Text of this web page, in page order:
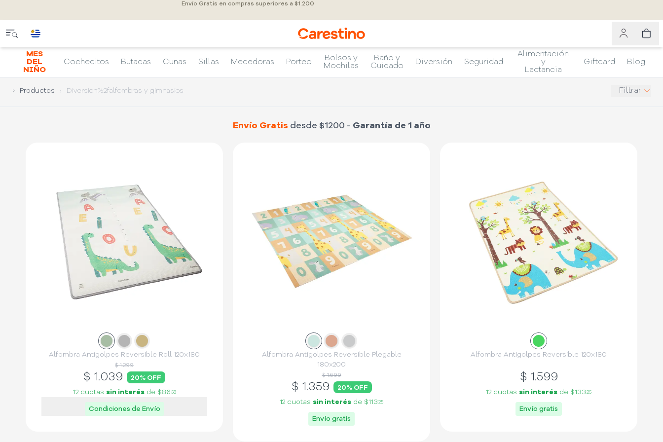
Envío Gratis en compras superiores a $1.200
MES
DEL
NIÑO
Cochecitos Butacas Cunas Sillas Mecedoras Porteo
Bolsos y
Mochilas
Baño y
Cuidado
Diversión Seguridad
Alimentación
y
Lactancia
Giftcard Blog
Productos Diversion%2falfombras y gimnasios Filtrar
Envío Gratis desde $1200 - Garantía de 1 año
Slide 1
Slide 2
Slide
Alfombra Antigolpes Reversible Roll 120x180
$ 1.299
$ 1.039 20% OFF
12 cuotas sin interésde $86 58
Condiciones de Envío
Slide 1
Slide 2
Slide
Alfombra Antigolpes Reversible Plegable
180x200
$ 1.699
$ 1.359 20% OFF
12 cuotas sin interés de $113 25
Envío gratis
Alfombra Antigolpes Reversible 120x180
$ 1.599
12 cuotas sin interés de $133 25
Envío gratis